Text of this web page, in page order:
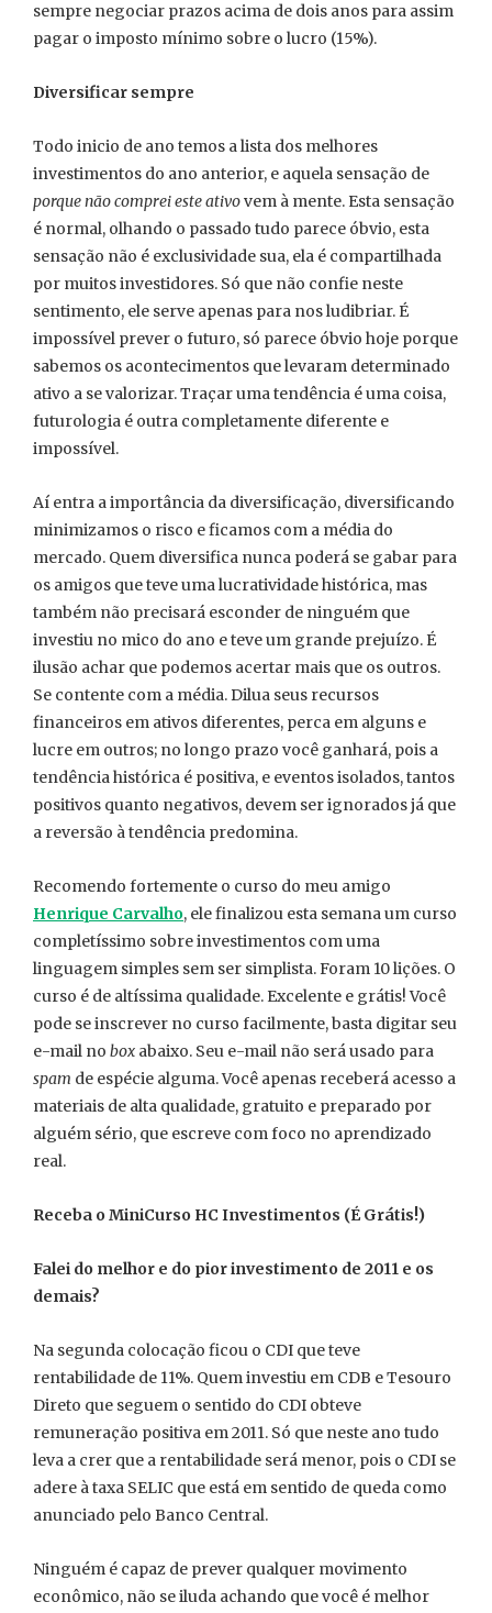
sempre negociar prazos acima de dois anos para assim
pagar o imposto mínimo sobre o lucro (15%).
Diversificar sempre
Todo inicio de ano temos a lista dos melhores
investimentos do ano anterior, e aquela sensação de
porque não comprei este ativovem à mente. Esta sensação
é normal, olhando o passado tudo parece óbvio, esta
sensação não é exclusividade sua, ela é compartilhada
por muitos investidores. Só que não confie neste
sentimento, ele serve apenas para nos ludibriar. É
impossível prever o futuro, só parece óbvio hoje porque
sabemos os acontecimentos que levaram determinado
ativo a se valorizar. Traçar uma tendência é uma coisa,
futurologia é outra completamente diferente e
impossível.
Aí entra a importância da diversificação, diversificando
minimizamos o risco e ficamos com a média do
mercado. Quem diversifica nunca poderá se gabar para
os amigos que teve uma lucratividade histórica, mas
também não precisará esconder de ninguém que
investiu no mico do ano e teve um grande prejuízo. É
ilusão achar que podemos acertar mais que os outros.
Se contente com a média. Dilua seus recursos
financeiros em ativos diferentes, perca em alguns e
lucre em outros; no longo prazo você ganhará, pois a
tendência histórica é positiva, e eventos isolados, tantos
positivos quanto negativos, devem ser ignorados já que
a reversão à tendência predomina.
Recomendo fortemente o curso do meu amigo
Henrique Carvalho, ele finalizou esta semana um curso
completíssimo sobre investimentos com uma
linguagem simples sem ser simplista. Foram 10 lições. O
curso é de altíssima qualidade. Excelente e grátis! Você
pode se inscrever no curso facilmente, basta digitar seu
e-mail no box abaixo. Seu e-mail não será usado para
spam de espécie alguma. Você apenas receberá acesso a
materiais de alta qualidade, gratuito e preparado por
alguém sério, que escreve com foco no aprendizado
real.
Receba o MiniCurso HC Investimentos (É Grátis!)
Falei do melhor e do pior investimento de 2011 e os
demais?
Na segunda colocação ficou o CDI que teve
rentabilidade de 11%. Quem investiu em CDB e Tesouro
Direto que seguem o sentido do CDI obteve
remuneração positiva em 2011. Só que neste ano tudo
leva a crer que a rentabilidade será menor, pois o CDI se
adere à taxa SELIC que está em sentido de queda como
anunciado pelo Banco Central.
Ninguém é capaz de prever qualquer movimento
econômico, não se iluda achando que você é melhor